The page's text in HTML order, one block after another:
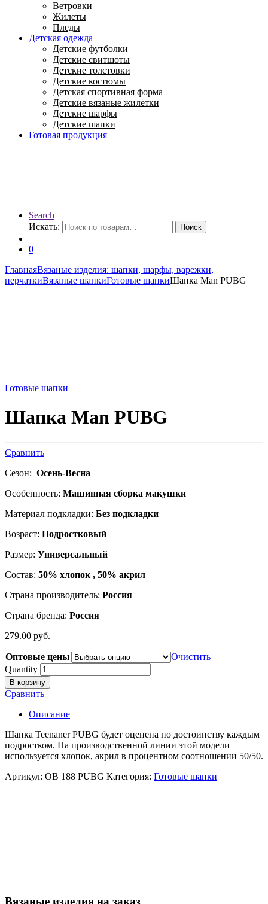
Ветровки
Жилеты
Пледы
Детская одежда
Детские футболки
Детские свитшоты
Детские толстовки
Детские костюмы
Детская спортивная форма
Детские вязаные жилетки
Детские шарфы
Детские шапки
Готовая продукция
Search
Искать:
Поиск
0
ГлавнаяВязаные изделия: шапки, шарфы, варежки,
перчаткиВязаные шапкиГотовые шапкиШапка Man PUBG
Готовые шапки
Шапка Man PUBG
Сравнить
Сезон: Осень-Весна
Особенность: Машинная сборка макушки
Материал подкладки: Без подкладки
Возраст: Подростковый
Размер: Универсальный
Состав: 50% хлопок , 50% акрил
Страна производитель: Россия
Страна бренда: Россия
279.00 руб.
Оптовые цены
Очистить
Quantity
В корзину
Сравнить
Описание
Шапка Teenaner PUBG будет оценена по достоинству каждым
подростком. На производственной линии этой модели
используется хлопок, акрил в процентном соотношении 50/50.
Артикул: ОВ 188 PUBG Категория: Готовые шапки